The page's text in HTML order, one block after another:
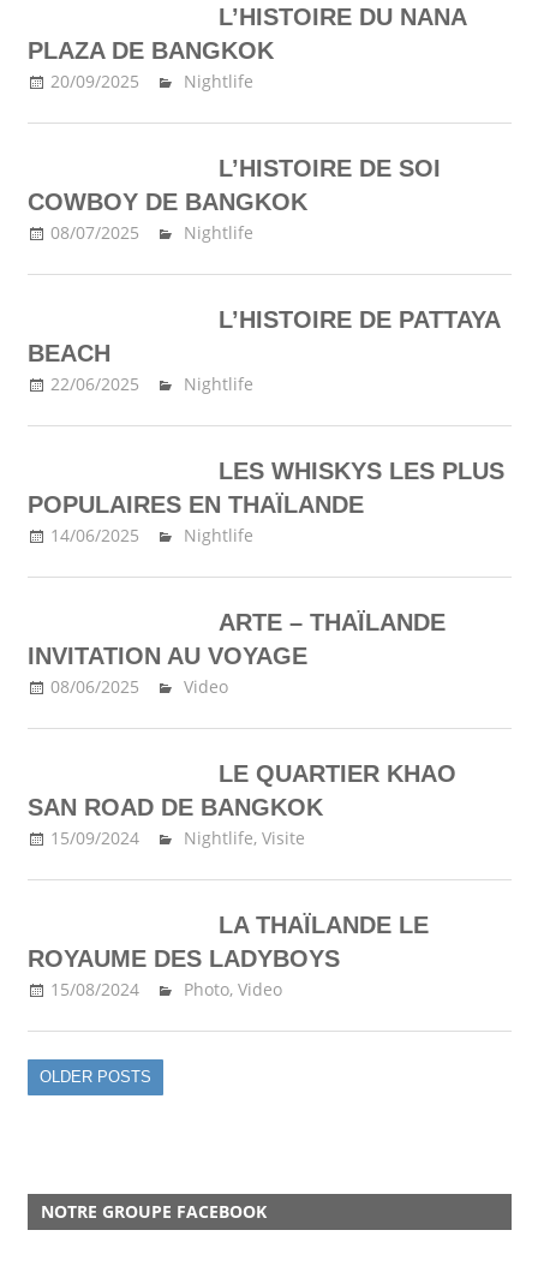
L’HISTOIRE DU NANA
PLAZA DE BANGKOK
20/09/2025 Ma Thailande
Nightlife
L’HISTOIRE DE SOI
COWBOY DE BANGKOK
08/07/2025 Ma Thailande
Nightlife
L’HISTOIRE DE PATTAYA
BEACH
22/06/2025 Ma Thailande
Nightlife
LES WHISKYS LES PLUS
POPULAIRES EN THAÏLANDE
14/06/2025 Ma Thailande
Nightlife
ARTE – THAÏLANDE
INVITATION AU VOYAGE
08/06/2025 Ma Thailande
Video
LE QUARTIER KHAO
SAN ROAD DE BANGKOK
15/09/2024 Ma Thailande
Nightlife, Visite
LA THAÏLANDE LE
ROYAUME DES LADYBOYS
15/08/2024 Ma Thailande
Photo, Video
OLDER POSTS
NOTRE GROUPE FACEBOOK